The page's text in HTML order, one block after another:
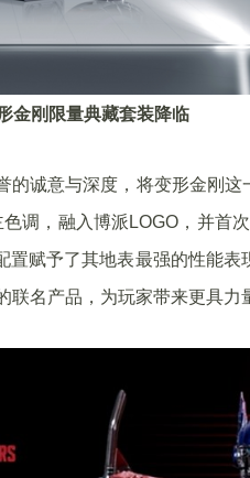
金刚限量典藏套装降临
的诚意与深度，将变形金刚
调，融入博派LOGO，并首
置赋予了其地表最强的性能
名产品，为玩家带来更具力